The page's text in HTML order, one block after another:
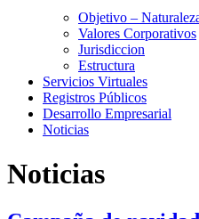
Objetivo –
Valores Corporativos
Jurisdiccion
Estructura
Servicios Virtuales
Registros Públicos
Desarrollo Empresarial
Noticias
Noticias